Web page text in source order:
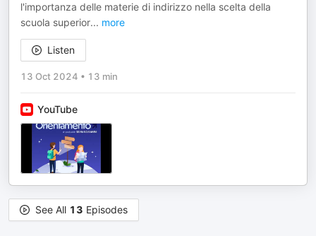
l'importanza delle materie di indirizzo nella scelta della
scuola superior... more
Listen
13 Oct 2024 • 13 min
YouTube
See All 13 Episodes